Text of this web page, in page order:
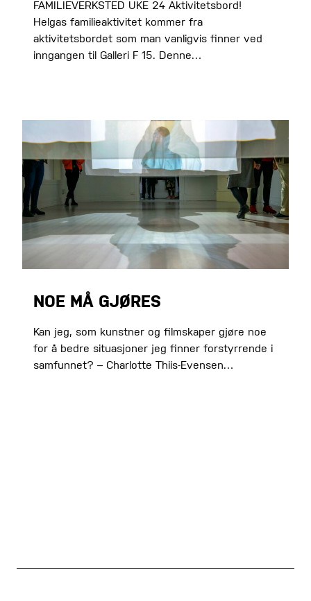
FAMILIEVERKSTED UKE 24 Aktivitetsbord!
Helgas familieaktivitet kommer fra
aktivitetsbordet som man vanligvis finner ved
inngangen til Galleri F 15. Denne…
NOE MÅ GJØRES
Kan jeg, som kunstner og filmskaper gjøre noe
for å bedre situasjoner jeg finner forstyrrende i
samfunnet? – Charlotte Thiis-Evensen…